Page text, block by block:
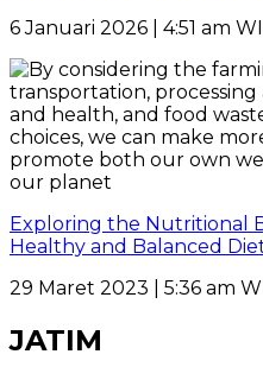
6 Januari 2026 | 4:51 am
Exploring the Nutritional
Healthy and Balanced
29 Maret 2023 | 5:36 am
JATIM